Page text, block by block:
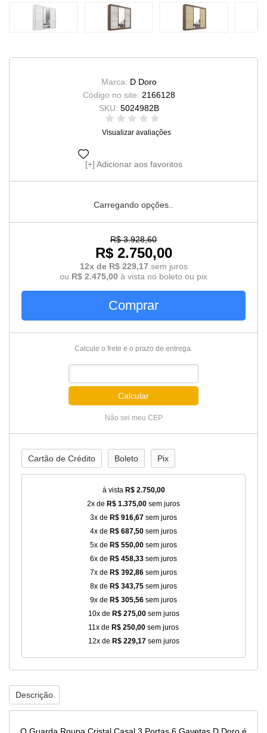
Marca: D Doro
Código no site: 2166128
SKU: 5024982B
Visualizar avaliações
Adicionar aos favoritos
Carregando opções..
R$ 3.928,60
R$ 2.750,00
12x de R$ 229,17 sem juros
ou R$ 2.475,00 à vista no boleto ou pix
Comprar
Calcule o frete e o prazo de entrega.
Calcular
Não sei meu CEP
Cartão de Crédito Boleto Pix
à vista R$ 2.750,00
2x de R$ 1.375,00 sem juros
3x de R$ 916,67 sem juros
4x de R$ 687,50 sem juros
5x de R$ 550,00 sem juros
6x de R$ 458,33 sem juros
7x de R$ 392,86 sem juros
8x de R$ 343,75 sem juros
9x de R$ 305,56 sem juros
10x de R$ 275,00sem juros
11x de R$ 250,00 sem juros
12x de R$ 229,17sem juros
Descrição